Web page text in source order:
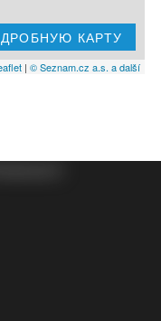
КАРТУ
| © Seznam.cz a.s. a další